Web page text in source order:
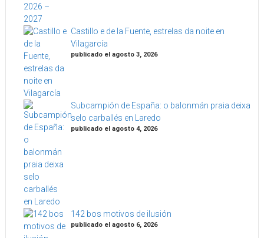
Castillo e de la Fuente, estrelas da noite en
Vilagarcía
publicado el agosto 3, 2026
Subcampión de España: o balonmán praia deixa
selo carballés en Laredo
publicado el agosto 4, 2026
142 bos motivos de ilusión
publicado el agosto 6, 2026